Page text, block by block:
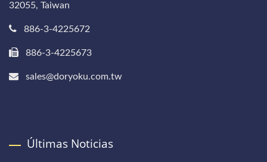
32055, Taiwan
886-3-4225672
886-3-4225673
sales@doryoku.com.tw
Últimas Noticias